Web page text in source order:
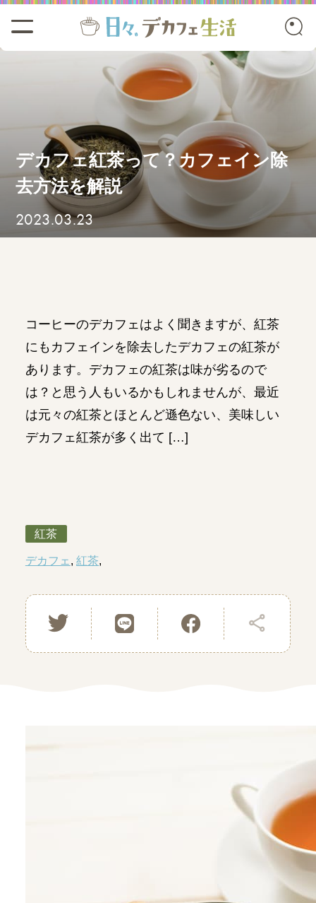
デカフェ紅茶って？カフェイン除
去方法を解説
2023.03.23
コーヒーのデカフェはよく聞きますが、紅茶
にもカフェインを除去したデカフェの紅茶が
あります。デカフェの紅茶は味が劣るので
は？と思う人もいるかもしれませんが、最近
は元々の紅茶とほとんど遜色ない、美味しい
デカフェ紅茶が多く出て […]
紅茶
デカフェ 紅茶